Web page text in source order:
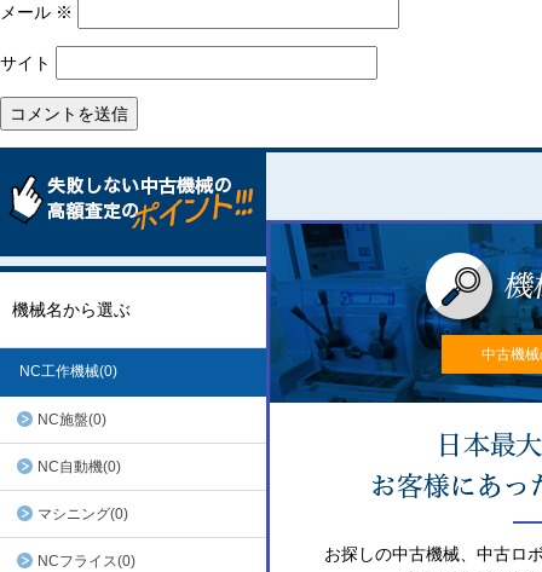
メール ※
サイト
機械名から選ぶ
NC工作機械(0)
NC施盤(0)
NC自動機(0)
マシニング(0)
NCフライス(0)
中古機
お探しの中古機械、中古ロ